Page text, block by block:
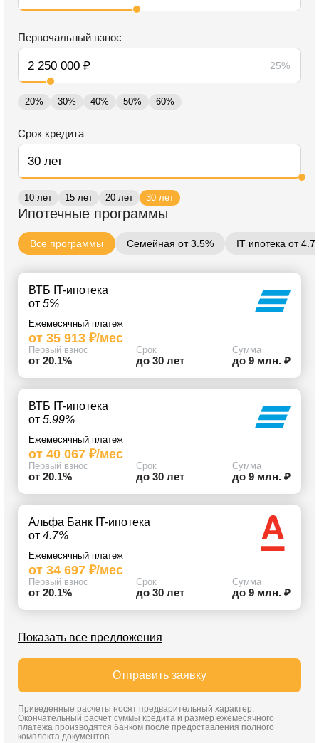
Первочальный взнос
25%
20% 30% 40% 50% 60%
Срок кредита
10 лет 15 лет 20 лет 30 лет
Ипотечные программы
Все программы Семейная от 3.5% IT ипотека от
ВТБ IT-ипотека
от 5%
Ежемесячный платеж
от 35 913 ₽/мес
Первый взнос
от 20.1%
Срок
до 30 лет
Сумма
до 9 млн. ₽
ВТБ IT-ипотека
от 5.99%
Ежемесячный платеж
от 40 067 ₽/мес
Первый взнос
от 20.1%
Срок
до 30 лет
Сумма
до 9 млн. ₽
Альфа Банк IT-ипотека
от 4.7%
Ежемесячный платеж
от 34 697 ₽/мес
Первый взнос
от 20.1%
Срок
до 30 лет
Сумма
до 9 млн. ₽
Показать все предложения
Отправить заявку
Приведенные расчеты носят предварительный характер.
Окончательный расчет суммы кредита и размер ежемесячного
платежа производятся банком после предоставления полного
комплекта документов